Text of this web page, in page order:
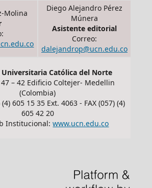
Molina
Diego Alejandro Pérez
Múnera
Asistente editorial
Correo:
dalejandrop@ucn.edu.co
Universitaria Católica del Norte
– 42 Edificio Coltejer- Medellin
(Colombia)
605 15 35 Ext. 4063 - FAX (057) (4)
605 42 20
Institucional:www.ucn.edu.co